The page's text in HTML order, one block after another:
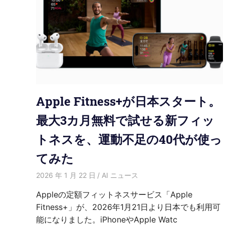
Apple Fitness+が日本スタート。
最大3カ月無料で試せる新フィッ
トネスを、運動不足の40代が使っ
てみた
2026 年 1 月 22 日 HongWei
AI ニュース
Appleの定額フィットネスサービス「Apple
Fitness+」が、2026年1月21日より日本でも利用可
能になりました。iPhoneやApple Watc